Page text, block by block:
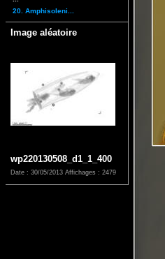
20. Amphisoleni...
Image aléatoire
wp220130508_d1_1_400
Date : 30/05/2013 Affichages : 2479